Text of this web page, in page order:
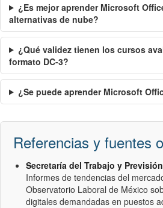
¿Es mejor aprender Microsoft
alternativas de nube?
¿Qué validez tienen los cursos
formato DC-3?
¿Se puede aprender Microsoft
Referencias y fuentes
Secretaría del Trabajo y
Informes de tendencias del
Observatorio Laboral de México
digitales demandadas en puestos